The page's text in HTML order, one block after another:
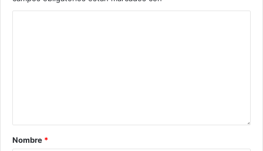
Nombre *